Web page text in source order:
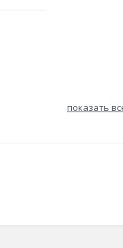
показать